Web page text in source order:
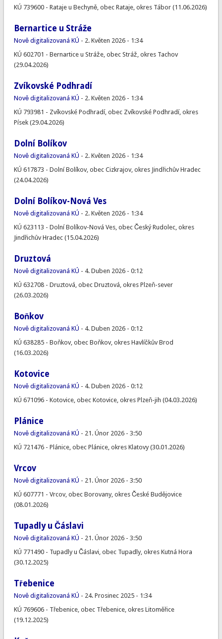
KÚ 739600 - Rataje u Bechyně, obec Rataje, okres Tábor (11.06.2026)
Bernartice u Stráže
Nově digitalizovaná KÚ - 2. Květen 2026 - 1:34
KÚ 602701 - Bernartice u Stráže, obec Stráž, okres Tachov
(29.04.2026)
Zvíkovské Podhradí
Nově digitalizovaná KÚ - 2. Květen 2026 - 1:34
KÚ 793981 - Zvíkovské Podhradí, obec Zvíkovské Podhradí, okres
Písek (29.04.2026)
Dolní Bolíkov
Nově digitalizovaná KÚ - 2. Květen 2026 - 1:34
KÚ 617873 - Dolní Bolíkov, obec Cizkrajov, okres Jindřichův Hradec
(24.04.2026)
Dolní Bolíkov-Nová Ves
Nově digitalizovaná KÚ - 2. Květen 2026 - 1:34
KÚ 623113 - Dolní Bolíkov-Nová Ves, obec Český Rudolec, okres
Jindřichův Hradec (15.04.2026)
Druztová
Nově digitalizovaná KÚ - 4. Duben 2026 - 0:12
KÚ 632708 - Druztová, obec Druztová, okres Plzeň-sever
(26.03.2026)
Boňkov
Nově digitalizovaná KÚ - 4. Duben 2026 - 0:12
KÚ 638285 - Boňkov, obec Boňkov, okres Havlíčkův Brod
(16.03.2026)
Kotovice
Nově digitalizovaná KÚ - 4. Duben 2026 - 0:12
KÚ 671096 - Kotovice, obec Kotovice, okres Plzeň-jih (04.03.2026)
Plánice
Nově digitalizovaná KÚ - 21. Únor 2026 - 3:50
KÚ 721476 - Plánice, obec Plánice, okres Klatovy (30.01.2026)
Vrcov
Nově digitalizovaná KÚ - 21. Únor 2026 - 3:50
KÚ 607771 - Vrcov, obec Borovany, okres České Budějovice
(08.01.2026)
Tupadly u Čáslavi
Nově digitalizovaná KÚ - 21. Únor 2026 - 3:50
KÚ 771490 - Tupadly u Čáslavi, obec Tupadly, okres Kutná Hora
(30.12.2025)
Třebenice
Nově digitalizovaná KÚ - 24. Prosinec 2025 - 1:34
KÚ 769606 - Třebenice, obec Třebenice, okres Litoměřice
(19.12.2025)